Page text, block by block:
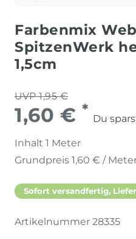
Farbenmix
SpitzenWerk
1,5cm
UVP 1,95 €
1,60 € *
Du
Inhalt 1 Meter
Grundpreis 1,60 € /
Sofort versandfertig,
Artikelnummer 28335